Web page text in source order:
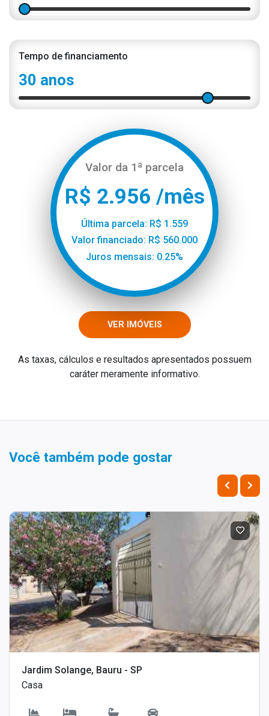
Tempo de financiamento
30 anos
Valor da 1ª parcela
R$ 2.956 /mês
Última parcela: R$ 1.559
Valor financiado: R$ 560.000
Juros mensais: 0.25%
VER IMÓVEIS
As taxas, cálculos e resultados apresentados possuem
caráter meramente informativo.
Você também pode gostar
Jardim Solange, Bauru - SP
Casa